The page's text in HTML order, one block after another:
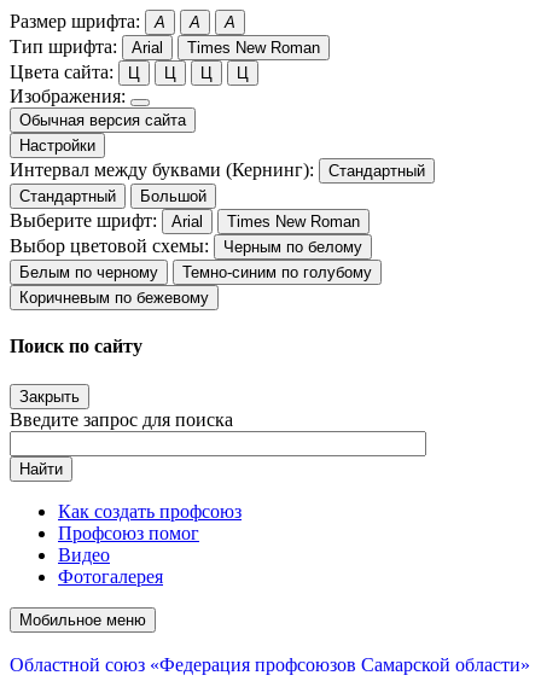
Размер шрифта: A A A
Тип шрифта: Arial Times New Roman
Цвета сайта: Ц Ц Ц Ц
Изображения:
Обычная версия сайта
Настройки
Интервал между буквами (Кернинг):
Стандартный
Стандартный
Большой
Выберите шрифт: Arial Times New Roman
Выбор цветовой схемы:
Черным по белому
Белым по черному
Темно-синим по голубому
Коричневым по бежевому
Поиск по сайту
Закрыть
Введите запрос для поиска
Найти
Как создать профсоюз
Профсоюз помог
Видео
Фотогалерея
Мобильное меню
Областной союз «Федерация профсоюзов Самарской области»